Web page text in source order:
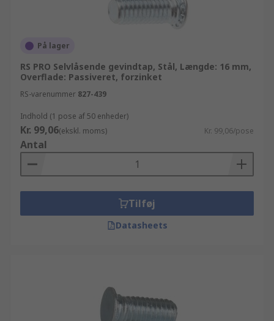
På lager
RS PRO Selvlåsende gevindtap, Stål, Længde: 16 mm,
Overflade: Passiveret, forzinket
RS-varenummer 827-439
Indhold (1 pose af 50 enheder)
Kr. 99,06(ekskl. moms) Kr. 99,06/pose
Antal
Tilføj
Datasheets